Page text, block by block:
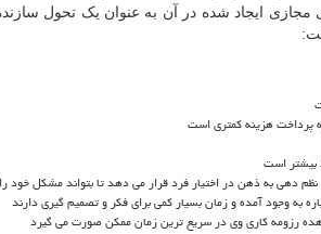
مجازی ایجاد شده در آن به عنوان یک تحول
پرداخت هزینه کمتری است
بیشتر است
دهی به ذهن در اختیار فرد قرار می دهد تا بتواند مشکل خود را
به وجود آمده و زمان بسیار کمی برای فکر و تصمیم گیری دارند
رزومه کاری وی در سریع ترین زمان ممکن صورت می گیرد